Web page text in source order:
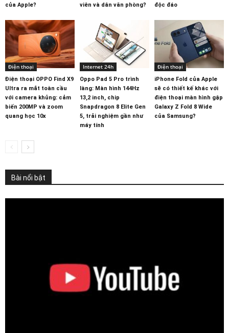
của Apple?
viên và dân văn phòng?
độc đáo
Điện thoại
Điện thoại OPPO Find X9
Ultra ra mắt toàn cầu
với camera khủng: cảm
biến 200MP và zoom
quang học 10x
Internet 24h
Oppo Pad 5 Pro trình
làng: Màn hình 144Hz
13,2 inch, chip
Snapdragon 8 Elite Gen
5, trải nghiệm gần như
máy tính
Điện thoại
iPhone Fold của Apple
sẽ có thiết kế khác với
điện thoại màn hình gập
Galaxy Z Fold 8 Wide
của Samsung?
Bài nổi bật